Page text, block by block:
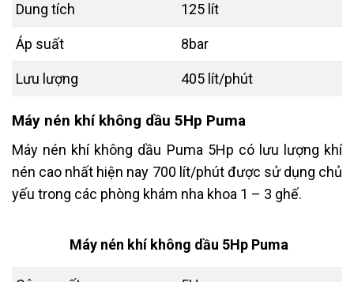
Dung tích 125 lít
Áp suất 8bar
Lưu lượng 405 lít/phút
Máy nén khí không dầu 5Hp Puma
Máy nén khí không dầu Puma 5Hp có lưu lượng khí
nén cao nhất hiện nay 700 lít/phút được sử dụng chủ
yếu trong các phòng khám nha khoa 1 – 3 ghế.
Máy nén khí không dầu 5Hp Puma